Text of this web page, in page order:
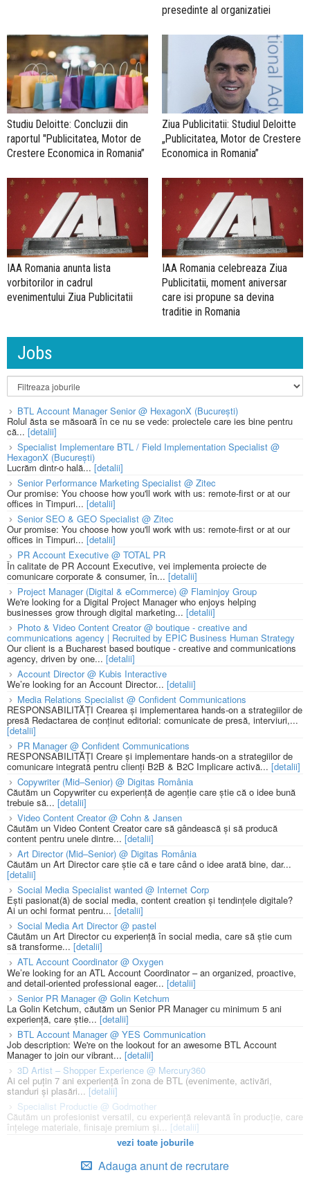
presedinte al organizatiei
Studiu Deloitte: Concluzii din
raportul "Publicitatea, Motor de
Crestere Economica in Romania”
Ziua Publicitatii: Studiul Deloitte
„Publicitatea, Motor de Crestere
Economica in Romania”
IAA Romania anunta lista
vorbitorilor in cadrul
evenimentului Ziua Publicitatii
IAA Romania celebreaza Ziua
Publicitatii, moment aniversar
care isi propune sa devina
traditie in Romania
Jobs
BTL Account Manager Senior @ HexagonX (București)
Rolul ăsta se măsoară în ce nu se vede: proiectele care ies bine pentru
că... [detalii]
Specialist Implementare BTL / Field Implementation Specialist @
HexagonX (București)
Lucrăm dintr-o hală... [detalii]
Senior Performance Marketing Specialist @ Zitec
Our promise: You choose how you'll work with us: remote-first or at our
offices in Timpuri... [detalii]
Senior SEO & GEO Specialist @ Zitec
Our promise: You choose how you'll work with us: remote-first or at our
offices in Timpuri... [detalii]
PR Account Executive @ TOTAL PR
În calitate de PR Account Executive, vei implementa proiecte de
comunicare corporate & consumer, în... [detalii]
Project Manager (Digital & eCommerce) @ Flaminjoy Group
We're looking for a Digital Project Manager who enjoys helping
businesses grow through digital marketing... [detalii]
Photo & Video Content Creator @ boutique - creative and
communications agency | Recruited by EPIC Business Human Strategy
Our client is a Bucharest based boutique - creative and communications
agency, driven by one... [detalii]
Account Director @ Kubis Interactive
We’re looking for an Account Director... [detalii]
Media Relations Specialist @ Confident Communications
RESPONSABILITĂȚI Crearea și implementarea hands-on a strategiilor de
presă Redactarea de conținut editorial: comunicate de presă, interviuri,...
[detalii]
PR Manager @ Confident Communications
RESPONSABILITĂȚI Creare și implementare hands-on a strategiilor de
comunicare integrată pentru clienți B2B & B2C Implicare activă... [detalii]
Copywriter (Mid–Senior) @ Digitas România
Căutăm un Copywriter cu experiență de agenție care știe că o idee bună
trebuie să... [detalii]
Video Content Creator @ Cohn & Jansen
Căutăm un Video Content Creator care să gândească și să producă
content pentru unele dintre... [detalii]
Art Director (Mid–Senior) @ Digitas România
Căutăm un Art Director care știe că e tare când o idee arată bine, dar...
[detalii]
Social Media Specialist wanted @ Internet Corp
Ești pasionat(ă) de social media, content creation și tendințele digitale?
Ai un ochi format pentru... [detalii]
Social Media Art Director @ pastel
Căutăm un Art Director cu experiență în social media, care să știe cum
să transforme... [detalii]
ATL Account Coordinator @ Oxygen
We’re looking for an ATL Account Coordinator – an organized, proactive,
and detail-oriented professional eager... [detalii]
Senior PR Manager @ Golin Ketchum
La Golin Ketchum, căutăm un Senior PR Manager cu minimum 5 ani
experiență, care știe... [detalii]
BTL Account Manager @ YES Communication
Job description: We're on the lookout for an awesome BTL Account
Manager to join our vibrant... [detalii]
3D Artist – Shopper Experience @ Mercury360
Ai cel puțin 7 ani experiență în zona de BTL (evenimente, activări,
standuri și plasări...[detalii]
Specialist Productie @ Godmother
Căutăm un profesionist versatil, cu experiență relevantă în producție, care
înțelege materiale, finisaje premium și... [detalii]
vezi toate joburile
Adauga anunt de recrutare